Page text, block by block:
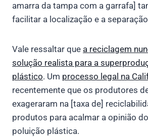
amarra da tampa com a garrafa]
facilitar a localização e a
Vale ressaltar que a reciclagem
solução realista para a
plástico. Um processo legal na
recentemente que os produtores
exageraram na [taxa de]
produtos para acalmar a opinião
poluição plástica.